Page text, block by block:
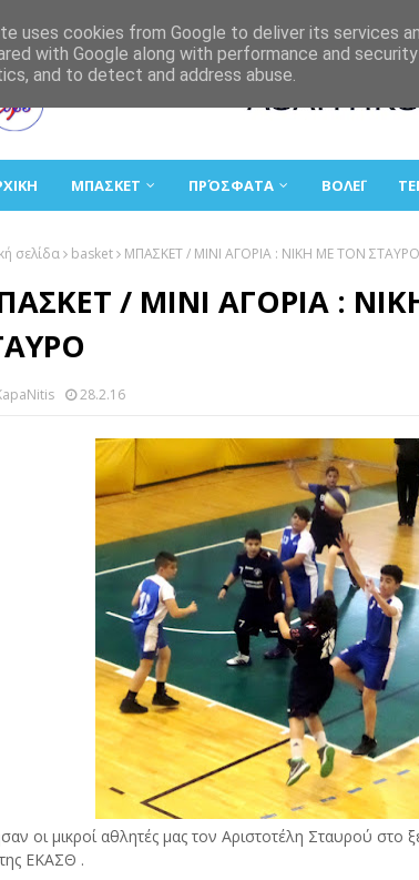
ΜΠΑΣΚΕΤ ΠΡΌΣΦΑΤΑ ΒΟΛΕΪ
σελίδα basket ΜΠΑΣΚΕΤ / ΜΙΝΙ ΑΓΟΡΙΑ : ΝΙΚΗ ΜΕ ΤΟΝ ΣΤΑΥΡΟ
/ ΜΙΝΙ ΑΓΟΡΙΑ :
28.2.16
οι μικροί αθλητές μας τον Αριστοτέλη Σταυρού στο
της ΕΚΑΣΘ .
uses cookies from Google to deliver its services
with Google along with performance and
and to detect and address abuse.